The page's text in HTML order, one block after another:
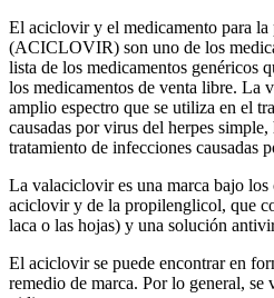
El aciclovir y el medicamento para la
(ACICLOVIR) son uno de los
lista de los medicamentos genéricos
los medicamentos de venta libre. La
amplio espectro que se utiliza en el
causadas por virus del herpes
tratamiento de infecciones causadas
La valaciclovir es una marca bajo los
aciclovir y de la propilenglicol, que
laca o las hojas) y una solución
El aciclovir se puede encontrar en
remedio de marca. Por lo general, se